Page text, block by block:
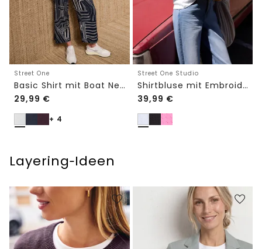
Street One
Basic Shirt mit Boat Neck und Elastikbund
29,99 €
+ 4
Street One Studio
Shirtbluse mit Embroidery-Front
39,99 €
Layering‑Ideen